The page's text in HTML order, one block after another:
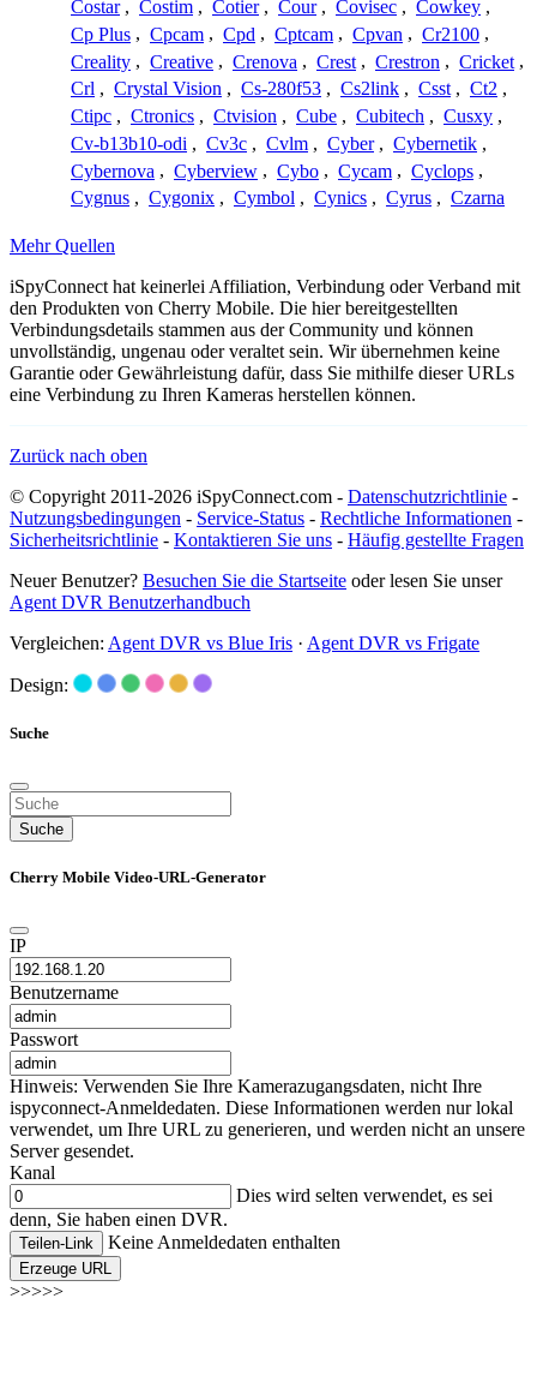
Costar , Costim , Cotier , Cour , Covisec , Cowkey ,
Cp Plus , Cpcam , Cpd , Cptcam , Cpvan , Cr2100 ,
Creality , Creative , Crenova , Crest , Crestron , Cricket ,
Crl , Crystal Vision , Cs-280f53 , Cs2link , Csst , Ct2 ,
Ctipc , Ctronics , Ctvision , Cube , Cubitech , Cusxy ,
Cv-b13b10-odi , Cv3c , Cvlm , Cyber , Cybernetik ,
Cybernova , Cyberview , Cybo , Cycam , Cyclops ,
Cygnus , Cygonix , Cymbol , Cynics , Cyrus , Czarna
Mehr Quellen
iSpyConnect hat keinerlei Affiliation, Verbindung oder Verband mit
den Produkten von Cherry Mobile. Die hier bereitgestellten
Verbindungsdetails stammen aus der Community und können
unvollständig, ungenau oder veraltet sein. Wir übernehmen keine
Garantie oder Gewährleistung dafür, dass Sie mithilfe dieser URLs
eine Verbindung zu Ihren Kameras herstellen können.
Zurück nach oben
© Copyright 2011-2026 iSpyConnect.com - Datenschutzrichtlinie -
Nutzungsbedingungen - Service-Status - Rechtliche Informationen -
Sicherheitsrichtlinie - Kontaktieren Sie uns - Häufig gestellte Fragen
Neuer Benutzer? Besuchen Sie die Startseite oder lesen Sie unser
Agent DVR Benutzerhandbuch
Vergleichen: Agent DVR vs Blue Iris · Agent DVR vs Frigate
Design:
Suche
Suche
Cherry Mobile Video-URL-Generator
IP
Benutzername
Passwort
Hinweis: Verwenden Sie Ihre Kamerazugangsdaten, nicht Ihre
ispyconnect-Anmeldedaten. Diese Informationen werden nur lokal
verwendet, um Ihre URL zu generieren, und werden nicht an unsere
Server gesendet.
Kanal
Dies wird selten verwendet, es sei
denn, Sie haben einen DVR.
Teilen-Link Keine Anmeldedaten enthalten
Erzeuge URL
>>>>>